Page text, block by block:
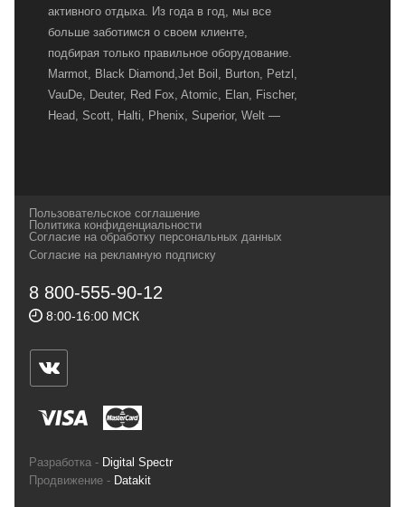
активного отдыха. Из года в год, мы все
больше заботимся о своем клиенте,
подбирая только правильное оборудование.
Marmot, Black Diamond,Jet Boil, Burton, Petzl,
VauDe, Deuter, Red Fox, Atomic, Elan, Fischer,
Head, Scott, Halti, Phenix, Superior, Welt —
и взыскательных путешественников,
спортсменов и отдыхающих.
Геннадьевич
ИНН 590300057023 ОГРН 304590319000121
ул.Советская, 25, магазин Басег.
Тел./факс (342) 2101242
Пользовательское соглашение
Политика конфиденциальности
Согласие на обработку персональных данных
Согласие на рекламную подписку
8 800-555-90-12
8:00-16:00 МСК
Разработка - Digital Spectr
Продвижение - Datakit